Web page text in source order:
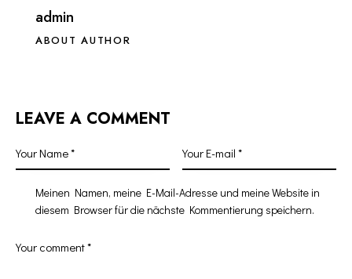
admin
ABOUT AUTHOR
LEAVE A COMMENT
Meinen Namen, meine E-Mail-Adresse und meine Website in
diesem Browser für die nächste Kommentierung speichern.